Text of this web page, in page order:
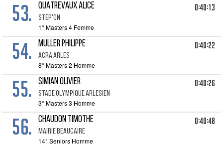
53. QUATREVAUX ALICE
STEP'ON
0:40:13
1° Masters 4 Femme
54. MULLER PHILIPPE
ACRA ARLES
0:40:22
8° Masters 2 Homme
55. SIMIAN OLIVIER
STADE OLYMPIQUE ARLESIEN
0:40:26
3° Masters 3 Homme
56. CHAUDON TIMOTHE
MAIRIE BEAUCAIRE
0:40:48
14° Seniors Homme